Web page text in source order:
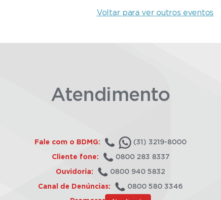
Voltar para ver outros eventos
Atendimento
Fale com o BDMG: (31) 3219-8000
Cliente fone: 0800 283 8337
Ouvidoria: 0800 940 5832
Canal de Denúncias: 0800 580 3346